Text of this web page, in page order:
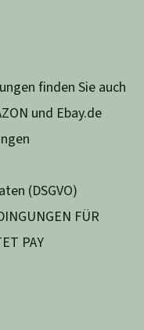
finden Sie auch
und Ebay.de
(DSGVO)
FÜR
PAY